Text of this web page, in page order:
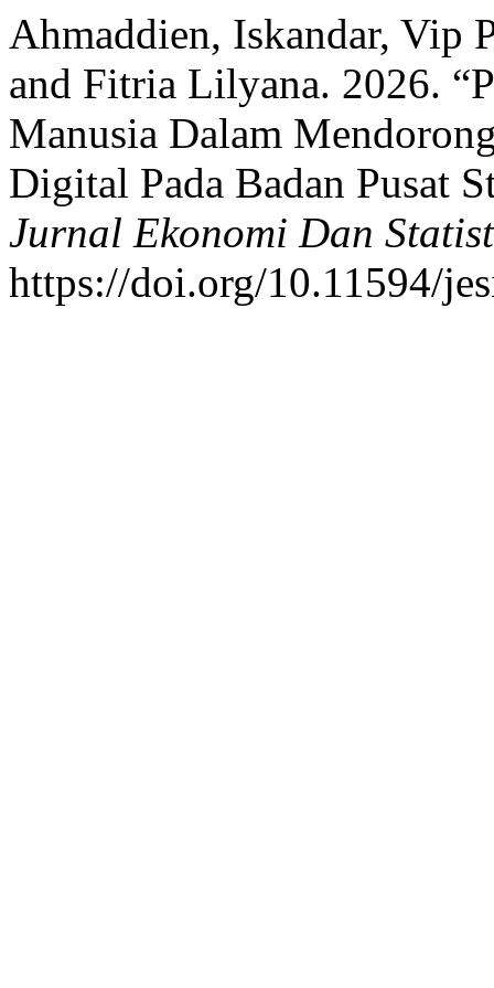
Ahmaddien, Iskandar, Vip
and Fitria Lilyana. 2026.
Manusia Dalam
Digital Pada Badan Pusat
Jurnal Ekonomi Dan
https://doi.org/10.11594/